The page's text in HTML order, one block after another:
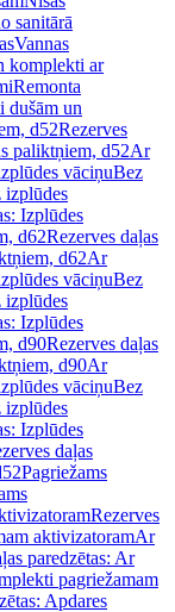
sanitārā
Vannas
komplekti ar
Remonta
dušām un
d52Rezerves
paliktņiem, d52Ar
vāciņuBez
izplūdes
Izplūdes
d62Rezerves daļas
d62Ar
vāciņuBez
izplūdes
Izplūdes
d90Rezerves daļas
d90Ar
vāciņuBez
izplūdes
Izplūdes
daļas
Pagriežams
Rezerves
aktivizatoramAr
paredzētas: Ar
pagriežamam
Apdares